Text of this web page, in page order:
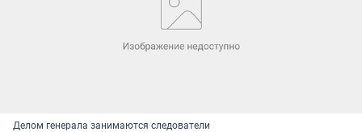
Делом генерала занимаются следователи